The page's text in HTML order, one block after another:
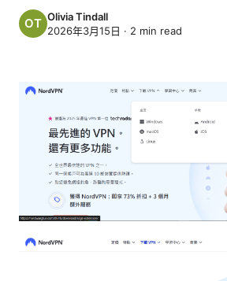
Olivia Tindall
2026年3月15日 · 2 min read